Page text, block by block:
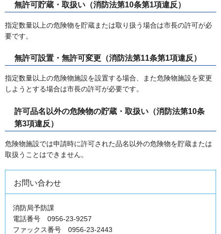
無許可貯蔵・取扱い（消防法第10条第1項違反）
指定数量以上の危険物を貯蔵または取り扱う場合は市長の許可が必
要です。
無許可設置・無許可変更（消防法第11条第1項違反）
指定数量以上の危険物施設を設置する場合、また危険物施設を変更
しようとする場合は市長の許可が必要です。
許可品名以外の危険物の貯蔵・取扱い（消防法第10条
第3項違反）
危険物施設では申請時に許可された品名以外の危険物を貯蔵または
取扱うことはできません。
お問い合わせ
消防局予防課
電話番号 0956-23-9257
ファックス番号 0956-23-2443